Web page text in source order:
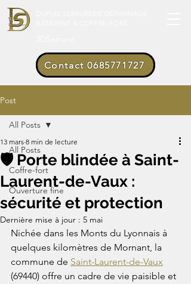
Contact 0685771727
Post
All Posts
Coffre-fort
Ouverture fine
All Posts
🛡️ Porte blindée à Saint-
Laurent-de-Vaux :
sécurité et protection
13 mars 8 min de lecture
Dernière mise à jour : 5 mai
Nichée dans les Monts du Lyonnais à
quelques kilomètres de Mornant, la
commune de Saint-Laurent-de-Vaux
(69440) offre un cadre de vie paisible et